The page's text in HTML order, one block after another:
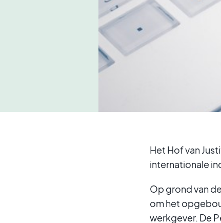
Het Hof van
internationale
Op grond van
om het
werkgever. De